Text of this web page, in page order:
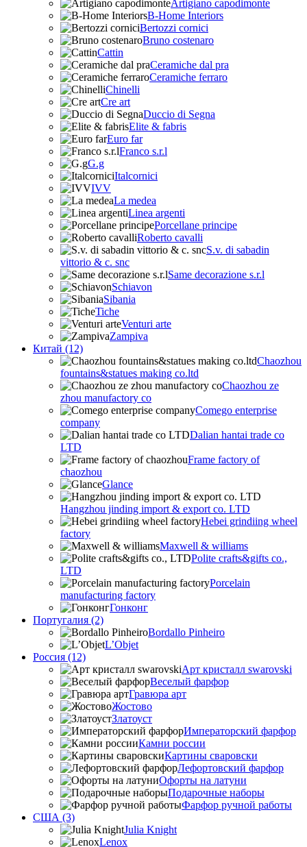
Artigiano capodimonte
B-Home Interiors
Bertozzi cornici
Bruno costenaro
Cattin
Ceramiche dal pra
Ceramiche ferraro
Chinelli
Cre art
Duccio di Segna
Elite & fabris
Euro far
Franco s.r.l
G.g
Italcornici
IVV
La medea
Linea argenti
Porcellane principe
Roberto cavalli
S.v. di sabadin
vittorio & c. snc
Same decorazione s.r.l
Schiavon
Sibania
Tiche
Venturi arte
Zampiva
Китай (12)
Chaozhou
fountains&statues making co.ltd
Chaozhou ze
zhou manufactory co
Comego enterprise
company
Dalian hantai trade co
LTD
Frame factory of
chaozhou
Glance
Hangzhou jinding import & export co. LTD
Hebei grindiing wheel
factory
Maxwell & williams
Polite crafts&gifts co.,
LTD
Porcelain
manufacturing factory
Гонконг
Португалия (2)
Bordallo Pinheiro
L’Objet
Россия (12)
Арт кристалл swarovski
Веселый фарфор
Гравюра арт
Жостово
Златоуст
Императорский фарфор
Камни россии
Картины сваровски
Лефортовский фарфор
Офорты на латуни
Подарочные наборы
Фарфор ручной работы
США (3)
Julia Knight
Lenox